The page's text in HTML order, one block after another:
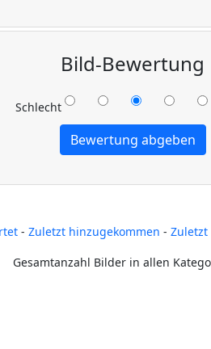
Bild-Bewertung
Schlecht
- Zuletzt hinzugekommen -
Gesamtanzahl Bilder in allen